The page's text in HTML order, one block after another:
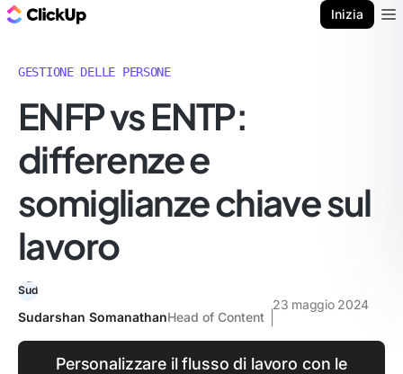
Inizia
GESTIONE DELLE PERSONE
ENFP vs ENTP:
differenze e
somiglianze chiave sul
lavoro
Sudarshan SomanathanHead of Content
23 maggio 2024
Personalizzare il flusso di lavoro con le